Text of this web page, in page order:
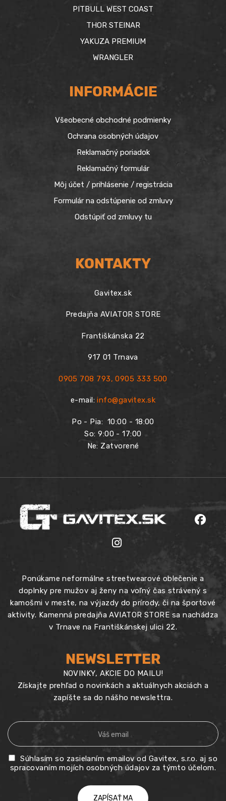
PITBULL WEST COAST
THOR STEINAR
YAKUZA PREMIUM
WRANGLER
INFORMÁCIE
Všeobecné obchodné podmienky
Ochrana osobných údajov
Reklamačný poriadok
Reklamačný formulár
Môj účet / prihlásenie / registrácia
Formulár na odstúpenie od zmluvy
Odstúpiť od zmluvy tu
KONTAKTY
Gavitex.sk
Predajňa AVIATOR STORE
Františkánska 22
917 01 Trnava
0905 708 793,0905 333 500
e-mail:info@gavitex.sk
Po - Pia:10:00 - 18:00
So: 9:00 - 17:00
Ne: Zatvorené
Ponúkame neformálne streetwearové oblečenie a
doplnky pre mužov aj ženy na voľný čas strávený s
kamošmi v meste, na výjazdy do prírody, či na športové
aktivity. Kamenná predajňa AVIATOR STORE sa nachádza
v Trnave na Františkánskej ulici 22.
NEWSLETTER
NOVINKY, AKCIE DO MAILU!
Získajte prehľad o novinkách a aktuálnych akciách a
zapíšte sa do nášho newslettra.
Súhlasím so zasielaním emailov od Gavitex, s.r.o. aj so
spracovaním mojích osobných údajov za týmto účelom.